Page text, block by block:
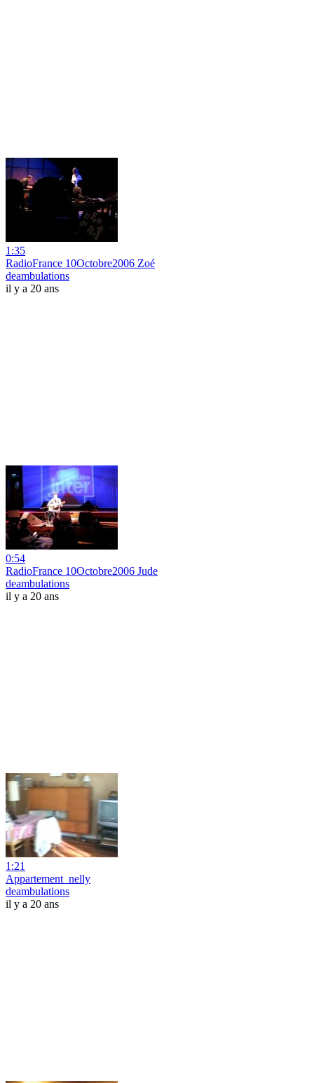
1:35
RadioFrance 10Octobre2006 Zoé
deambulations
il y a 20 ans
0:54
RadioFrance 10Octobre2006 Jude
deambulations
il y a 20 ans
1:21
Appartement_nelly
deambulations
il y a 20 ans